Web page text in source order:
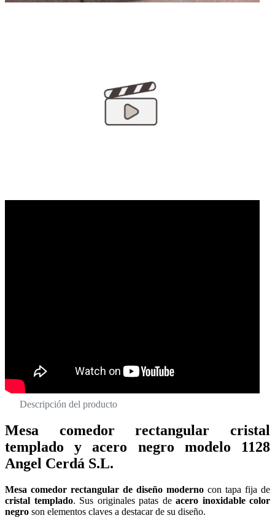
Descripción del producto
Mesa comedor rectangular cristal
templado y acero negro modelo 1128
Angel Cerdá S.L.
Mesa comedor rectangular de diseño moderno con tapa fija de
cristal templado. Sus originales patas de acero inoxidable color
negro son elementos claves a destacar de su diseño.